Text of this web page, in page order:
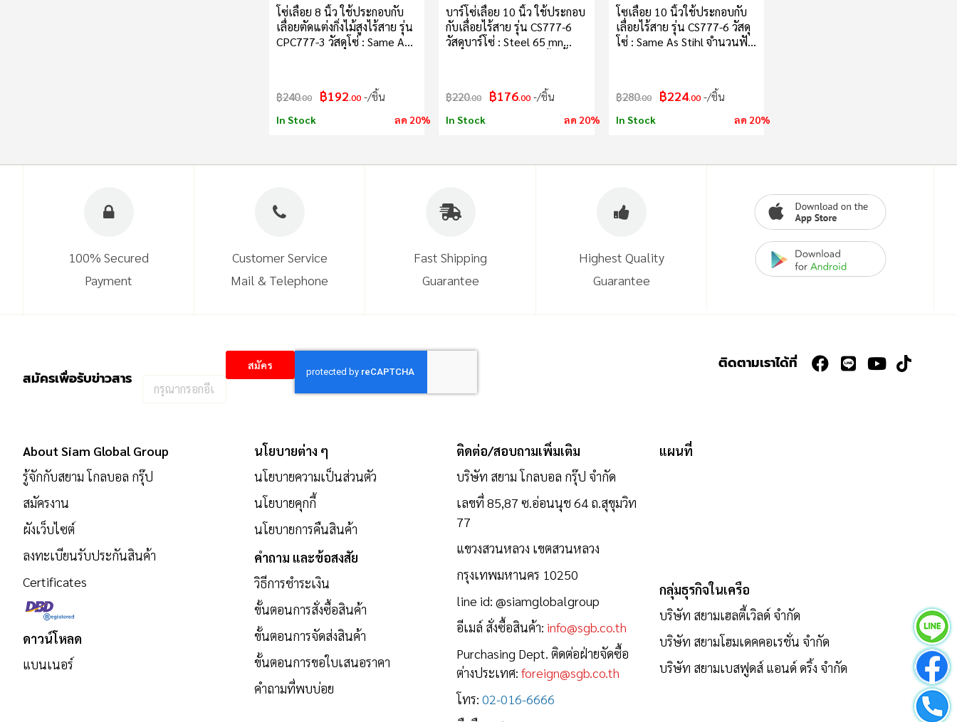
โซ่เลื่อย 8 นิ้ว ใช้ประกอบกับ
เลื่อยตัดแต่งกิ่งไม้สูงไร้สาย รุ่น
CPC777-3 วัสดุโซ่ : Same As
จำนวนข้อต่อโซ่ : 33 sections
น้ำหนัก : 91.5 กรัม
฿240.00 ฿192.00 /ชิ้น
In Stock ลด 20%
บาร์โซ่เลื่อย 10 นิ้ว ใช้ประกอบ
กับเลื่อยไร้สาย รุ่น CS777-6
วัสดุบาร์โซ่ : Steel 65 mn
แนะนำ : ควรให้ผู้ที่มีความ
ชำนาญในการประกอบอุปกรณ์
คำเตือน : ตรวจเช็คอุปกรณ์
฿220.00 ฿176.00 /ชิ้น
In Stock ลด 20%
โซเลื่อย 10 นิ้วใช้ประกอบกับ
เลื่อยไร้สาย รุ่น CS777-6 วัสดุ
โซ่ : Same As Stihl จำนวนฟัน
ต่อโซ่ : 40 sections น้ำหนัก :
111 กรัม
฿280.00 ฿224.00 /ชิ้น
In Stock ลด 20%
100% Secured
Payment
Customer Service
Mail & Telephone
Fast Shipping
Guarantee
Highest Quality
Guarantee
สมัครเพื่อรับข่าวสาร
กรอก
รับ
ข่าวสาร:
สมัคร ติดตามเราได้ที่
About Siam Global Group
รู้จักกับสยาม โกลบอล กรุ๊ป
สมัครงาน
ผังเว็บไซต์
ลงทะเบียนรับประกันสินค้า
Certificates
ดาวน์โหลด
แบนเนอร์
นโยบายต่าง ๆ
นโยบายความเป็นส่วนตัว
นโยบายคุกกี้
นโยบายการคืนสินค้า
คำถาม และข้อสงสัย
วิธีการชำระเงิน
ขั้นตอนการสั่งซื้อสินค้า
ขั้นตอนการจัดส่งสินค้า
ขั้นตอนการขอใบเสนอราคา
คำถามที่พบบ่อย
ติดต่อ/สอบถามเพิ่มเติม
บริษัท สยาม โกลบอล กรุ๊ป จำกัด
เลขที่ 85,87 ซ.อ่อนนุช 64 ถ.สุขุมวิท
77
แขวงสวนหลวง เขตสวนหลวง
กรุงเทพมหานคร 10250
line id:@siamglobalgroup
อีเมล์ สั่งซื้อสินค้า: info@sgb.co.th
Purchasing Dept. ติดต่อฝ่ายจัดซื้อ
ต่างประเทศ:foreign@sgb.co.th
โทร: 02-016-6666
แผนที่
กลุ่มธุรกิจในเครือ
บริษัท สยามเฮลตี้เวิลด์ จำกัด
บริษัท สยามโฮมเดคคอเรชั่น จำกัด
บริษัท สยามเบสฟูดส์ แอนด์ ดริ้ง จำกัด